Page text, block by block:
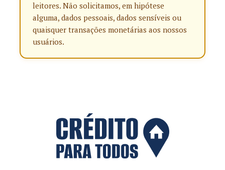
leitores. Não solicitamos, em hipótese
alguma, dados pessoais, dados sensíveis ou
quaisquer transações monetárias aos nossos
usuários.